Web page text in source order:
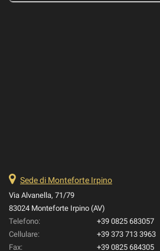
Sede di Monteforte Irpino
Via Alvanella, 71/79
83024 Monteforte Irpino (AV)
Telefono:
+39 0825 683057
Cellulare:
+39 373 713 3963
Fax:
+39 0825 684305